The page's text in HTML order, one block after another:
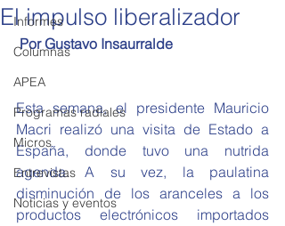
Informes
Columnas
APEA
Programas radiales
Micros
Entrevistas
Noticias y eventos
El impulso liberalizador
Por Gustavo Insaurralde
Esta semana, el presidente Mauricio
Macri realizó una visita de Estado a
España, donde tuvo una nutrida
agenda. A su vez, la paulatina
disminución de los aranceles a los
productos electrónicos importados